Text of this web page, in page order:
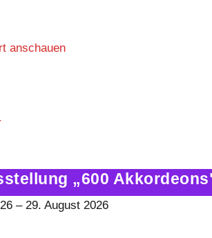
anschauen
„600
–29. August 2026